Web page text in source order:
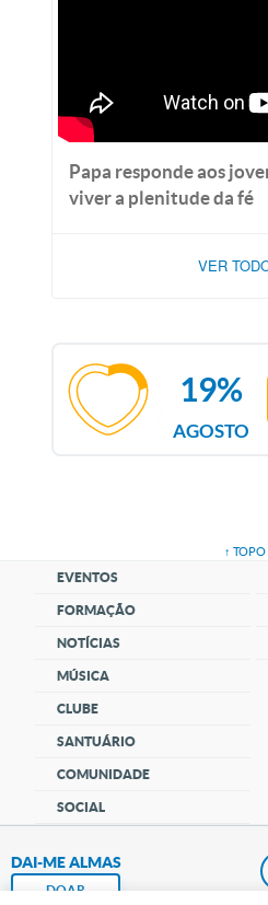
Papa responde aos
viver a plenitude da fé
VER
AGOSTO
19%
↑ TOPO
EVENTOS
FORMAÇÃO
NOTÍCIAS
MÚSICA
CLUBE
SANTUÁRIO
COMUNIDADE
SOCIAL
DAI-ME ALMAS
DOAR